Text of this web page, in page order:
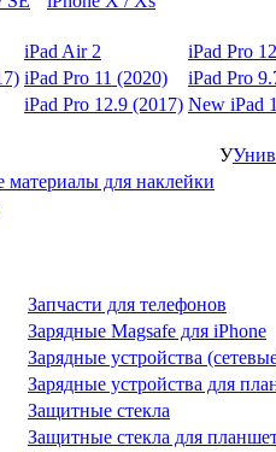
iPad Air 2 iPad Pro
iPad Pro 11 (2020)
iPad Pro
iPad Pro 12.9 (2017) New iPad
У
материалы для наклейки
Запчасти для телефонов
Зарядные Magsafe для iPhone
Зарядные устройства
Зарядные устройства для
Защитные стекла
Защитные стекла для